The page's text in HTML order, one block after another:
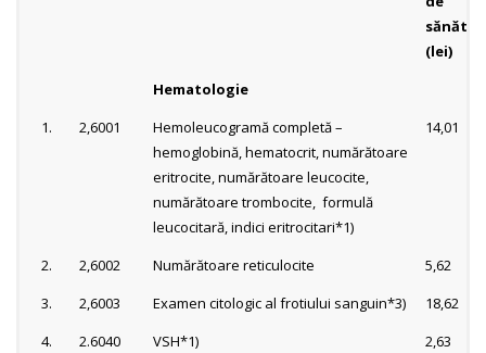
(lei)
Hematologie
1.
2,6001
Hemoleucogramă completă –
hemoglobină, hematocrit, numărătoare
eritrocite, numărătoare leucocite,
numărătoare trombocite, formulă
leucocitară, indici eritrocitari*1)
14,01
2. 2,6002 Numărătoare reticulocite
5,62
3.
2,6003 Examen citologic al frotiului sanguin*3)
18,62
4.
2.6040 VSH*1)
2,63